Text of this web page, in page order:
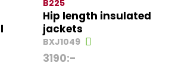
B225
Hip length insulated
jackets
BXJ1049
3190:-